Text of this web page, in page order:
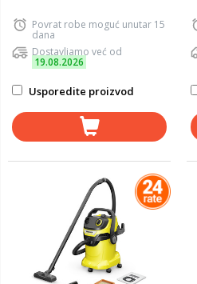
Povrat robe moguć unutar 15
dana
Dostavljamo već od
19.08.2026
Usporedite proizvod